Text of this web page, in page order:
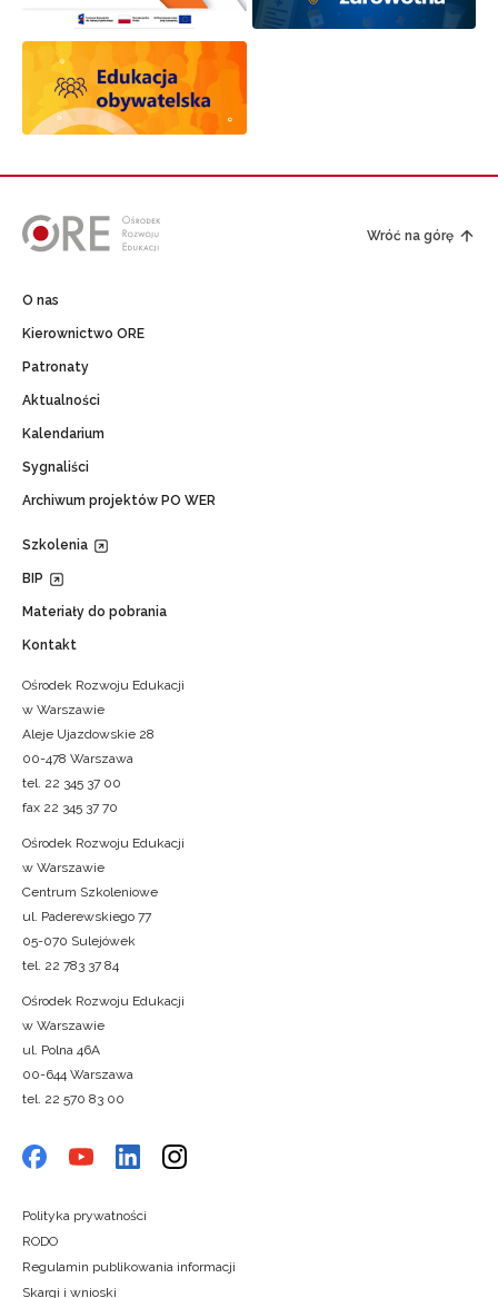
Wróć na górę
O nas
Kierownictwo ORE
Patronaty
Aktualności
Kalendarium
Sygnaliści
Archiwum projektów PO WER
Szkolenia
BIP
Materiały do pobrania
Kontakt
Ośrodek Rozwoju Edukacji
w Warszawie
Aleje Ujazdowskie 28
00-478 Warszawa
tel. 22 345 37 00
fax 22 345 37 70
Ośrodek Rozwoju Edukacji
w Warszawie
Centrum Szkoleniowe
ul. Paderewskiego 77
05-070 Sulejówek
tel. 22 783 37 84
Ośrodek Rozwoju Edukacji
w Warszawie
ul. Polna 46A
00-644 Warszawa
tel. 22 570 83 00
Polityka prywatności
RODO
Regulamin publikowania informacji
Skargi i wnioski